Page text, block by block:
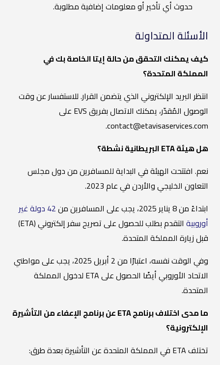
حدوث أي تأخير أو معلومات إضافية مطلوبة.
الأسئلة المتداولة
كيف يمكنك التحقق من حالة إيتا الخاصة بك في
المملكة المتحدة؟
انتظر البريد الإلكتروني الذي يتضمن القرار. للاستفسار عن وقت
الوصول المُقدّر، يمكنك الاتصال بفريق EVS على
contact@etavisaservices.com.
هل هيئة ETA البريطانية نشطة؟
نعم. افتتحت الهيئة في البداية للمسافرين من دول مجلس
التعاون الخليجي والأردن في عام 2023.
ابتداءً من 8 يناير 2025، يجب على المسافرين من
42 دولة غير
أوروبية
التقدم بطلب للحصول على تصريح سفر إلكتروني (ETA)
قبل زيارة المملكة المتحدة.
وفي الوقت نفسه، اعتبارًا من 2 أبريل 2025، يجب على مواطني
الاتحاد الأوروبي أيضًا الحصول على ETA لدخول المملكة
المتحدة.
ما مدى اختلاف برنامج ETA عن برنامج الإعفاء من التأشيرة
الإلكترونية؟
تختلف ETA في المملكة المتحدة عن التأشيرة بعدة طرق: